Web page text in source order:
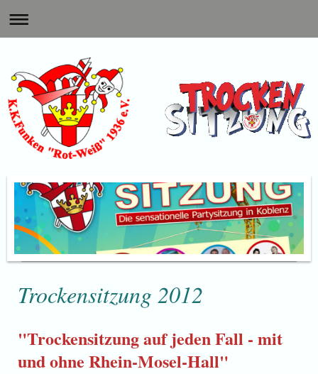
Trockensitzung 2012
"Trockensitzung auf jeden Fall - mit
und ohne Rhein-Mosel-Hall"